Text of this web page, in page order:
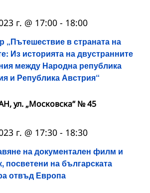
„Пътешествие в страната на
Из историята на двустранните
между Народна република
и Република Австрия“
г. @ 17:00 - 18:00
ул. „Московска“ № 45
на документален филм и
посветени на българската
отвъд Европа
г. @ 17:30 - 18:30